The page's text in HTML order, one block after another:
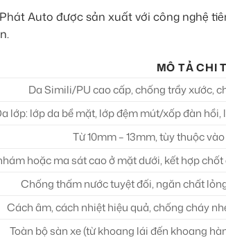
Auto được sản xuất với công nghệ
MÔ TẢ CHI
Da Simili/PU cao cấp, chống trầy xước,
lớp: lớp da bề mặt, lớp đệm mút/xốp đàn
Từ 10mm – 13mm, tùy thuộc
hoặc ma sát cao ở mặt dưới, kết hợp
Chống thấm nước tuyệt đối, ngăn chất
Cách âm, cách nhiệt hiệu quả, chống cháy
Toàn bộ sàn xe (từ khoang lái đến khoang